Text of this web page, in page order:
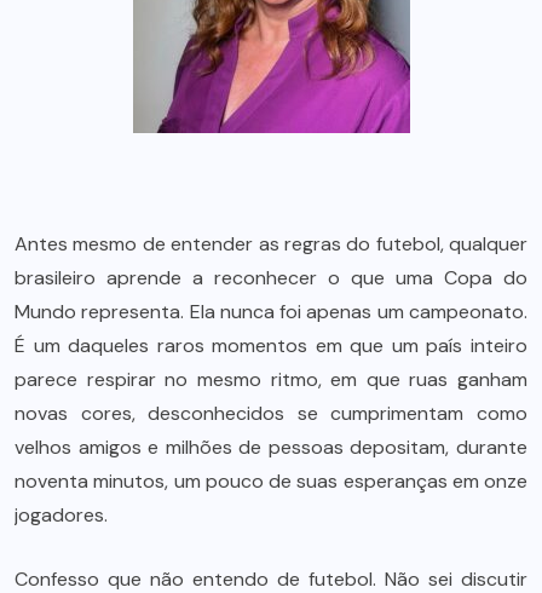
Antes mesmo de entender as regras do futebol, qualquer
brasileiro aprende a reconhecer o que uma Copa do
Mundo representa. Ela nunca foi apenas um campeonato.
É um daqueles raros momentos em que um país inteiro
parece respirar no mesmo ritmo, em que ruas ganham
novas cores, desconhecidos se cumprimentam como
velhos amigos e milhões de pessoas depositam, durante
noventa minutos, um pouco de suas esperanças em onze
jogadores.
Confesso que não entendo de futebol. Não sei discutir